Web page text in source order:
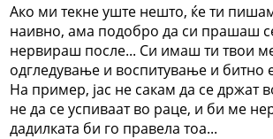
Ако ми текне уште нешто, ќе ти
наивно, ама подобро да си прашаш
нервираш после... Си имаш ти твои
одгледување и воспитување и битно
На пример, јас не сакам да се држат
не да се успиваат во раце, и би ме
дадилката би го правела тоа...